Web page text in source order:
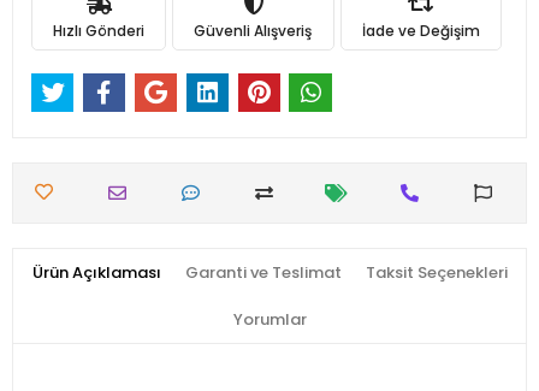
Hızlı Gönderi Güvenli Alışveriş İade ve Değişim
Ürün Açıklaması Garanti ve Teslimat Taksit Seçenekleri
Yorumlar